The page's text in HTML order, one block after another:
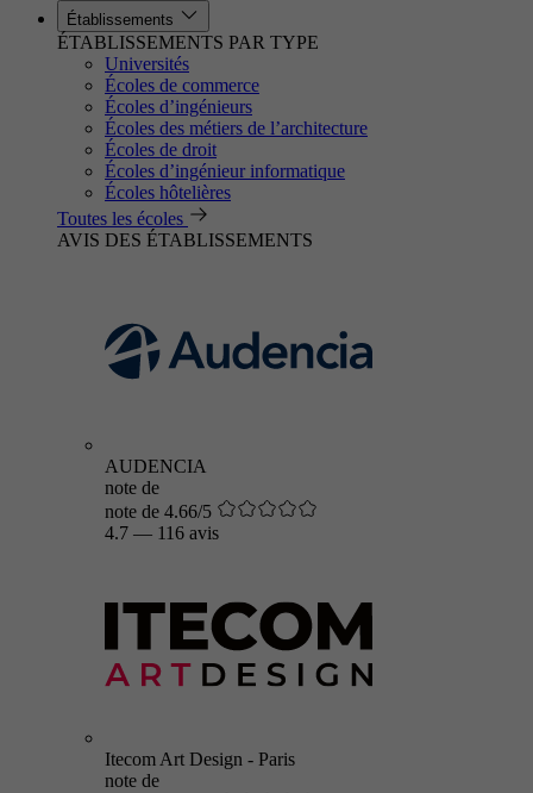
Établissements
ÉTABLISSEMENTS PAR TYPE
Universités
Écoles de commerce
Écoles d’ingénieurs
Écoles des métiers de l’architecture
Écoles de droit
Écoles d’ingénieur informatique
Écoles hôtelières
Toutes les écoles
AVIS DES ÉTABLISSEMENTS
AUDENCIA
note de
note de 4.66/5
4.7 — 116 avis
Itecom Art Design - Paris
note de